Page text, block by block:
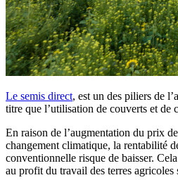
Le semis direct, est un des piliers de
titre que l’utilisation de couverts et de
En raison de l’augmentation du prix
changement climatique, la rentabilité
conventionnelle risque de baisser.
au profit du travail des terres agricoles